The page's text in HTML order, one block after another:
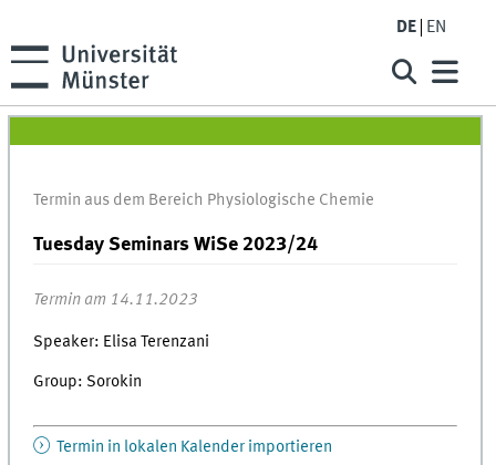
DE EN
Termin aus dem Bereich Physiologische Chemie
Tuesday Seminars WiSe 2023/24
Termin am 14.11.2023
Speaker: Elisa Terenzani
Group: Sorokin
Termin in lokalen Kalender importieren